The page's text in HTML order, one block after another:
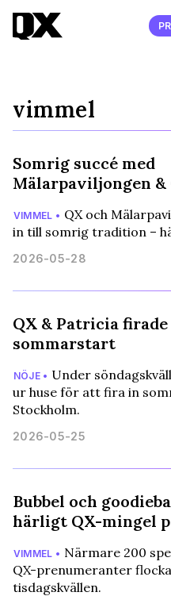
vimmel
Somrig succé med
Mälarpaviljongen &
VIMMEL • QX och
in till somrig tradition –
2026-05-28
QX & Patricia firade
sommarstart
NÖJE • Under
ur huse för att fira in
Stockholm.
2026-05-25
Bubbel och
härligt QX-mingel
VIMMEL • Närmare 200
QX-prenumeranter
tisdagskvällen.